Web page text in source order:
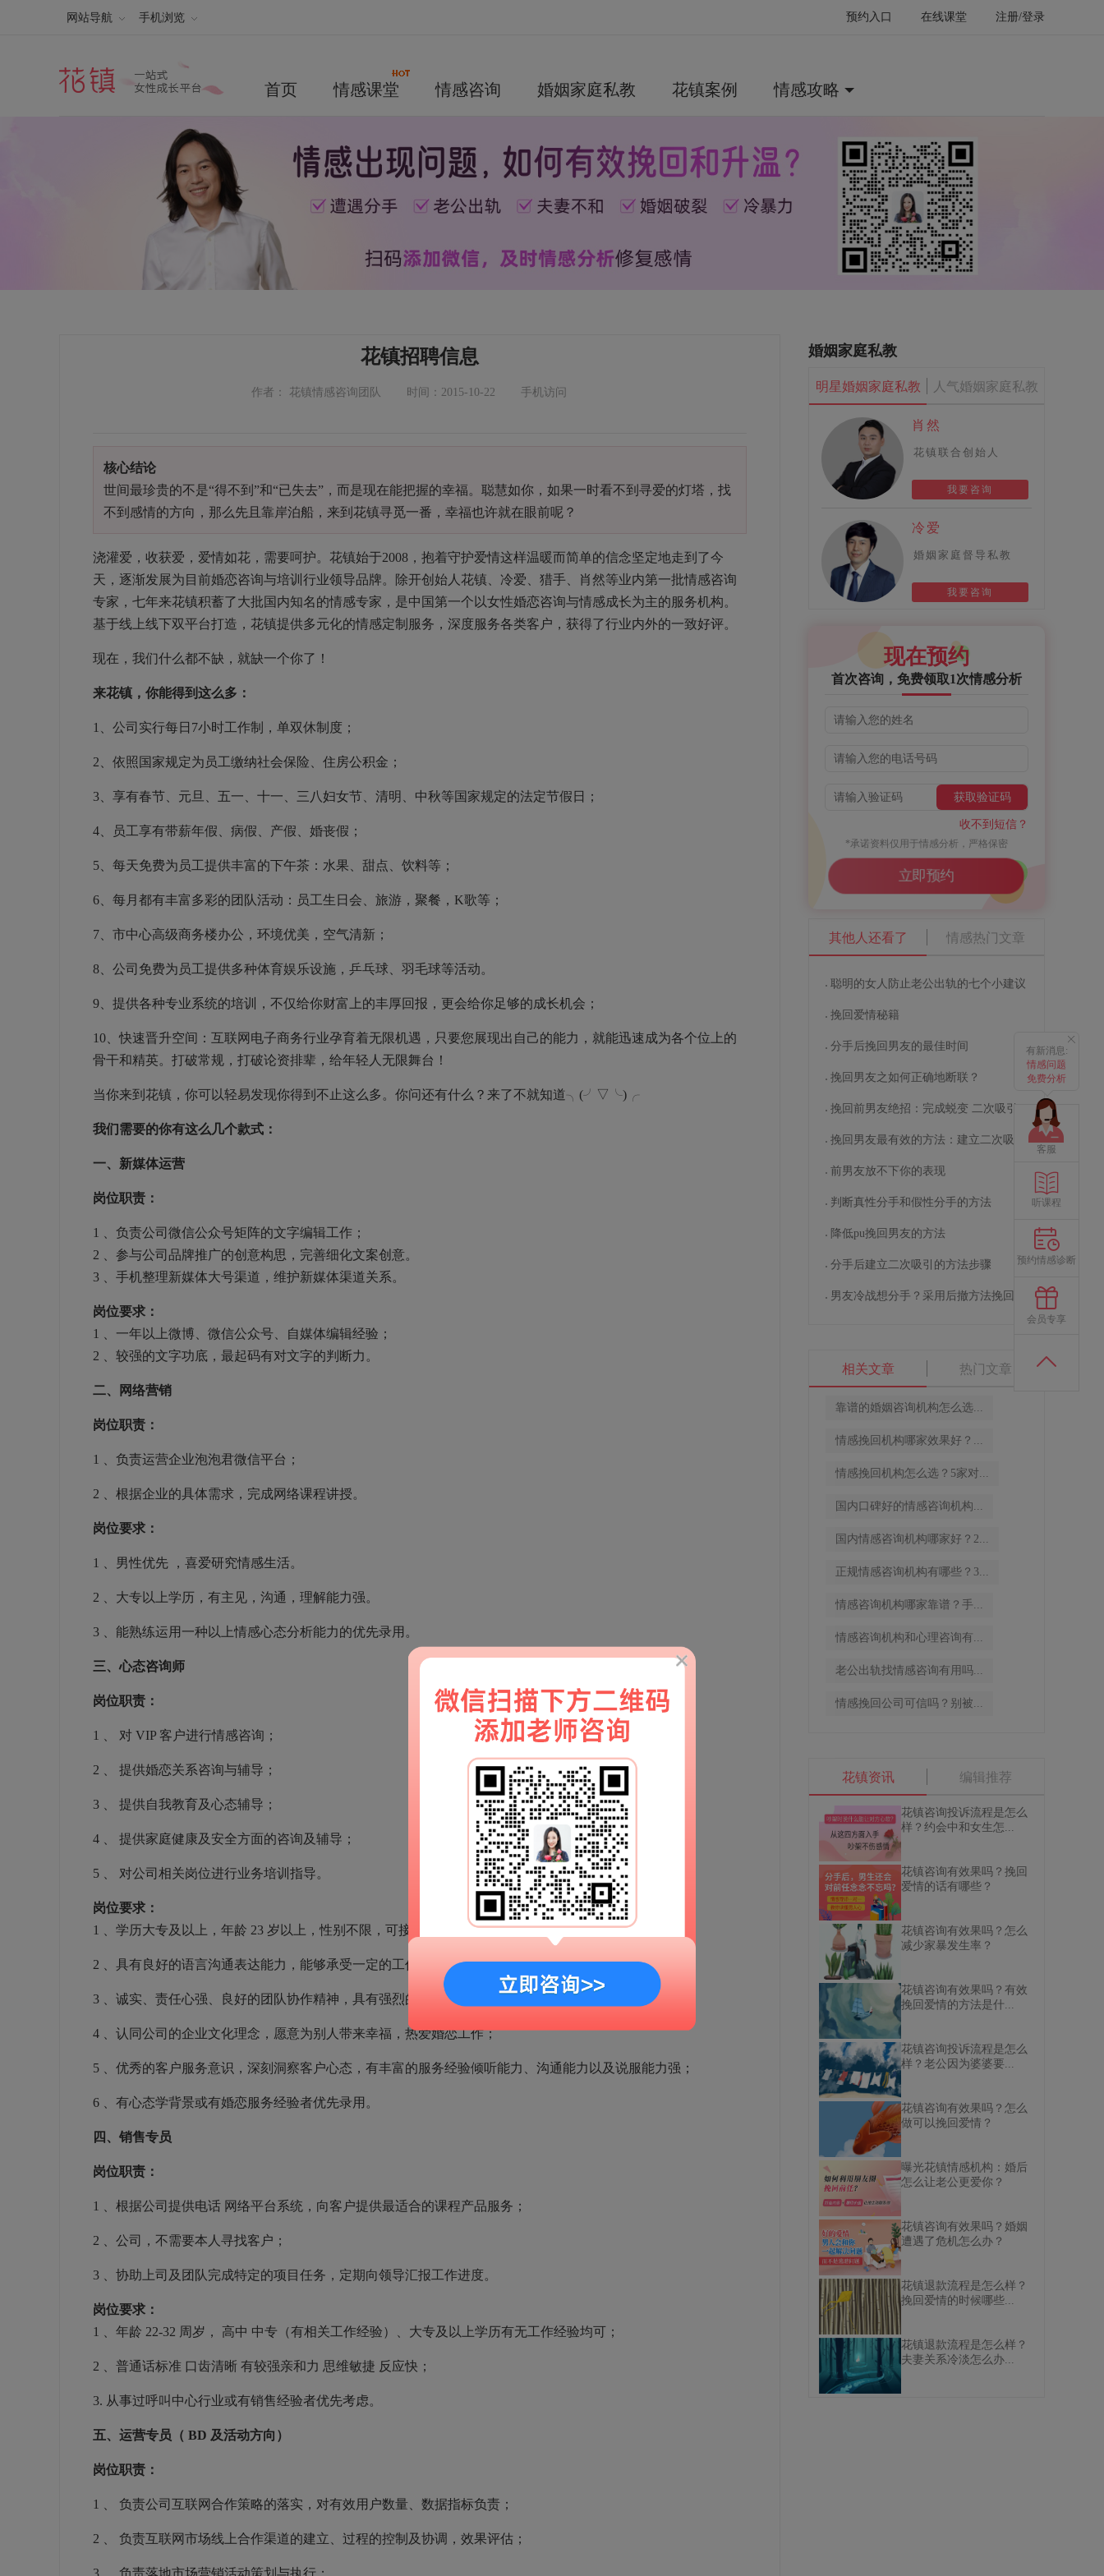
预约入口 在线课堂 注册/登录
网站导航 手机浏览
首页 情感课堂 情感咨询 婚姻家庭私教 花镇案例 情感攻略
花镇招聘信息
作者： 花镇情感咨询团队 时间：2015-10-22 手机访问
核心结论
世间最珍贵的不是“得不到”和“已失去”，而是现在能把握的幸福。聪慧如你，如果一时看不到寻爱的灯塔，找
不到感情的方向，那么先且靠岸泊船，来到花镇寻觅一番，幸福也许就在眼前呢？
浇灌爱，收获爱，爱情如花，需要呵护。花镇始于2008，抱着守护爱情这样温暖而简单的信念坚定地走到了今
天，逐渐发展为目前婚恋咨询与培训行业领导品牌。除开创始人花镇、冷爱、猎手、肖然等业内第一批情感咨询
专家，七年来花镇积蓄了大批国内知名的情感专家，是中国第一个以女性婚恋咨询与情感成长为主的服务机构。
基于线上线下双平台打造，花镇提供多元化的情感定制服务，深度服务各类客户，获得了行业内外的一致好评。
现在，我们什么都不缺，就缺一个你了！
来花镇，你能得到这么多：
1、公司实行每日7小时工作制，单双休制度；
2、依照国家规定为员工缴纳社会保险、住房公积金；
3、享有春节、元旦、五一、十一、三八妇女节、清明、中秋等国家规定的法定节假日；
4、员工享有带薪年假、病假、产假、婚丧假；
5、每天免费为员工提供丰富的下午茶：水果、甜点、饮料等；
6、每月都有丰富多彩的团队活动：员工生日会、旅游，聚餐，K歌等；
7、市中心高级商务楼办公，环境优美，空气清新；
8、公司免费为员工提供多种体育娱乐设施，乒乓球、羽毛球等活动。
9、提供各种专业系统的培训，不仅给你财富上的丰厚回报，更会给你足够的成长机会；
10、快速晋升空间：互联网电子商务行业孕育着无限机遇，只要您展现出自己的能力，就能迅速成为各个位上的
骨干和精英。打破常规，打破论资排辈，给年轻人无限舞台！
当你来到花镇，你可以轻易发现你得到不止这么多。你问还有什么？来了不就知道╮(╯▽╰)╭
我们需要的你有这么几个款式：
一、新媒体运营
岗位职责：
1
、负责公司微信公众号矩阵的文字编辑工作；
2
、参与公司品牌推广的创意构思，完善细化文案创意。
3
、手机整理新媒体大号渠道，维护新媒体渠道关系。
岗位要求：
1
、一年以上微博、微信公众号、自媒体编辑经验；
2
、较强的文字功底，最起码有对文字的判断力。
二、网络营销
岗位职责：
1 、负责运营企业泡泡君微信平台；
2 、根据企业的具体需求，完成网络课程讲授。
岗位要求：
1 、男性优先 ，喜爱研究情感生活。
2 、大专以上学历，有主见，沟通，理解能力强。
3 、能熟练运用一种以上情感心态分析能力的优先录用。
三、心态咨询师
岗位职责：
1 、 对 VIP 客户进行情感咨询；
2 、 提供婚恋关系咨询与辅导；
3 、 提供自我教育及心态辅导；
4 、 提供家庭健康及安全方面的咨询及辅导；
5 、 对公司相关岗位进行业务培训指导。
岗位要求：
1
、学历大专及以上，年龄 23 岁以上，性别不限，可接受应届毕业生，对情感有深刻认识；
2 、具有良好的语言沟通表达能力，能够承受一定的工作压力，敢于挑战高薪；
3 、诚实、责任心强、良好的团队协作精神，具有强烈的事业心和顽强的拼搏精神；
4 、认同公司的企业文化理念，愿意为别人带来幸福，热爱婚恋工作；
5 、优秀的客户服务意识，深刻洞察客户心态，有丰富的服务经验倾听能力、沟通能力以及说服能力强；
6 、有心态学背景或有婚恋服务经验者优先录用。
四、销售专员
岗位职责：
1 、根据公司提供电话 网络平台系统，向客户提供最适合的课程产品服务；
2 、公司，不需要本人寻找客户；
3 、协助上司及团队完成特定的项目任务，定期向领导汇报工作进度。
岗位要求：
1
、年龄 22-32 周岁， 高中 中专（有相关工作经验）、大专及以上学历有无工作经验均可；
2 、普通话标准 口齿清晰 有较强亲和力 思维敏捷 反应快；
3. 从事过呼叫中心行业或有销售经验者优先考虑。
五、运营专员（ BD 及活动方向）
岗位职责：
1 、 负责公司互联网合作策略的落实，对有效用户数量、数据指标负责；
2 、 负责互联网市场线上合作渠道的建立、过程的控制及协调，效果评估；
3 、 负责落地市场营销活动策划与执行；
婚姻家庭私教
明星婚姻家庭私教 人气婚姻家庭私教
肖然
花镇联合创始人
我要咨询
冷爱
婚姻家庭督导私教
我要咨询
现在预约
首次咨询，免费领取1次情感分析
获取验证码
收不到短信？
*承诺资料仅用于情感分析，严格保密
立即预约
其他人还看了 情感热门文章
聪明的女人防止老公出轨的七个小建议
挽回爱情秘籍
分手后挽回男友的最佳时间
挽回男友之如何正确地断联？
挽回前男友绝招：完成蜕变 二次吸引
挽回男友最有效的方法：建立二次吸引
前男友放不下你的表现
判断真性分手和假性分手的方法
降低pu挽回男友的方法
分手后建立二次吸引的方法步骤
男友冷战想分手？采用后撤方法挽回男友
相关文章 热门文章
靠谱的婚姻咨询机构怎么选...
情感挽回机构哪家效果好？...
情感挽回机构怎么选？5家对...
国内口碑好的情感咨询机构...
国内情感咨询机构哪家好？2...
正规情感咨询机构有哪些？3...
情感咨询机构哪家靠谱？手...
情感咨询机构和心理咨询有...
老公出轨找情感咨询有用吗...
情感挽回公司可信吗？别被...
花镇资讯 编辑推荐
花镇咨询投诉流程是怎么
样？约会中和女生怎...
花镇咨询有效果吗？挽回
爱情的话有哪些？
花镇咨询有效果吗？怎么
减少家暴发生率？
花镇咨询有效果吗？有效
挽回爱情的方法是什...
花镇咨询投诉流程是怎么
样？老公因为婆婆要...
花镇咨询有效果吗？怎么
做可以挽回爱情？
曝光花镇情感机构：婚后
怎么让老公更爱你？
花镇咨询有效果吗？婚姻
遭遇了危机怎么办？
花镇退款流程是怎么样？
挽回爱情的时候哪些...
花镇退款流程是怎么样？
夫妻关系冷淡怎么办...
有新消息:
情感问题
免费分析
客服
听课程
预约情感诊断
会员专享